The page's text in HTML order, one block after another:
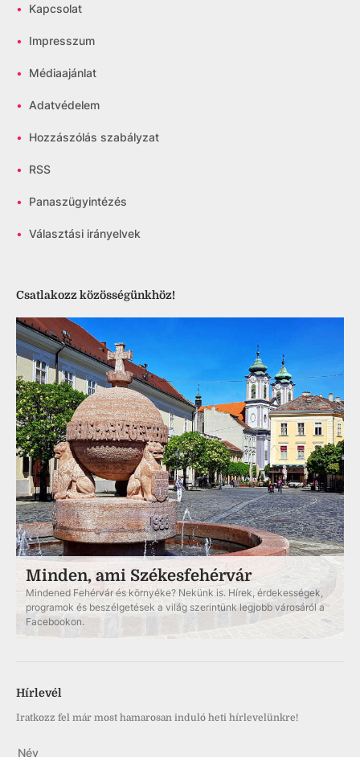
• Kapcsolat
• Impresszum
• Médiaajánlat
• Adatvédelem
• Hozzászólás szabályzat
• RSS
• Panaszügyintézés
• Választási irányelvek
Csatlakozz közösségünkhöz!
Minden, ami Székesfehérvár
Mindened Fehérvár és környéke? Nekünk is. Hírek, érdekességek,
programok és beszélgetések a világ szerintünk legjobb városáról a
Facebookon.
Hírlevél
Iratkozz fel már most hamarosan induló heti hírlevelünkre!